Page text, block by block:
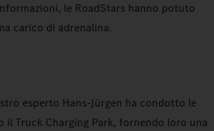
le RoadStars hanno potuto
carico di adrenalina.
esperto Hans-Jürgen ha condotto le
il Truck Charging Park, fornendo loro una